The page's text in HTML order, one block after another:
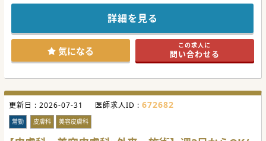
供する成長法人グループです。
■今後も全国展開を計画している成長著しい法人グループで
■患者様やスタッフとの円滑な対話に加えSNSでの情報発信
に積極的な先生を歓迎しております。
【業務内容】
■美容皮膚科全般のカウンセリングから施術に加え美容外科
■静脈麻酔下での切開手術が可能な美容外科経験者または形
成外科専門医保有の先生を募集しております。
■切開オペを含む多様な美容医療経験を積みプロフェッショ
ナルなキャリアを築けます。
【募集背景】
■急成長に伴う全国展開の計画を支えるため即戦力となる常
詳細を見る
気になる この求人に
問い合わせる
更新日 : 2026-07-31 医師求人ID : 672682
常勤 皮膚科 美容皮膚科